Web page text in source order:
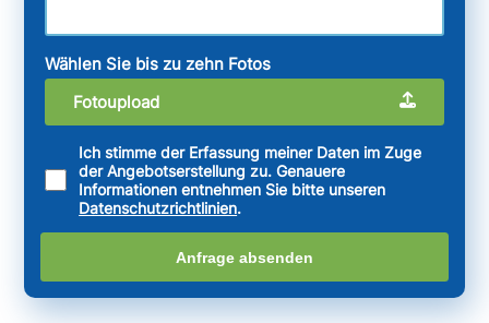
Wählen Sie bis zu zehn Fotos
Fotoupload
Ich stimme der Erfassung meiner Daten im Zuge
der Angebotserstellung zu. Genauere
Informationen entnehmen Sie bitte unseren
Datenschutzrichtlinien.
Anfrage absenden